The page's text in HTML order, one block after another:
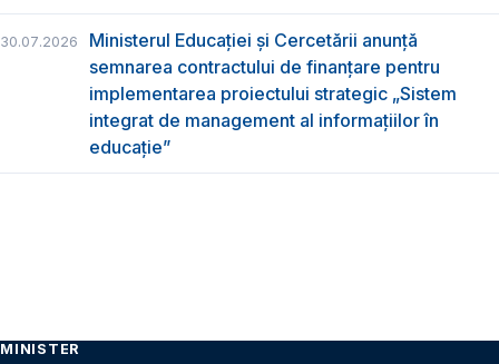
30.07.2026
Ministerul Educației și Cercetării anunță
semnarea contractului de finanțare pentru
implementarea proiectului strategic „Sistem
integrat de management al informațiilor în
educație”
MINISTER